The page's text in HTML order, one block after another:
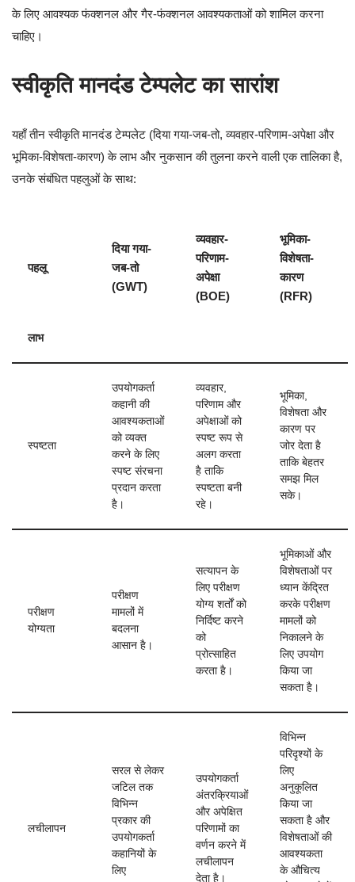
के लिए आवश्यक फंक्शनल और गैर-फंक्शनल आवश्यकताओं को शामिल करना
चाहिए।
स्वीकृति मानदंड टेम्पलेट का सारांश
यहाँ तीन स्वीकृति मानदंड टेम्पलेट (दिया गया-जब-तो, व्यवहार-परिणाम-अपेक्षा और
भूमिका-विशेषता-कारण) के लाभ और नुकसान की तुलना करने वाली एक तालिका है,
उनके संबंधित पहलुओं के साथ:
पहलू
दिया गया-
जब-तो
(GWT)
व्यवहार-
परिणाम-
अपेक्षा
(BOE)
भूमिका-
विशेषता-
कारण
(RFR)
लाभ
स्पष्टता
उपयोगकर्ता
कहानी की
आवश्यकताओं
को व्यक्त
करने के लिए
स्पष्ट संरचना
प्रदान करता
है।
व्यवहार,
परिणाम और
अपेक्षाओं को
स्पष्ट रूप से
अलग करता
है ताकि
स्पष्टता बनी
रहे।
भूमिका,
विशेषता और
कारण पर
जोर देता है
ताकि बेहतर
समझ मिल
सके।
परीक्षण
योग्यता
परीक्षण
मामलों में
बदलना
आसान है।
सत्यापन के
लिए परीक्षण
योग्य शर्तों को
निर्दिष्ट करने
को
प्रोत्साहित
करता है।
भूमिकाओं और
विशेषताओं पर
ध्यान केंद्रित
करके परीक्षण
मामलों को
निकालने के
लिए उपयोग
किया जा
सकता है।
लचीलापन
सरल से लेकर
जटिल तक
विभिन्न
प्रकार की
उपयोगकर्ता
कहानियों के
लिए
उपयोगकर्ता
अंतरक्रियाओं
और अपेक्षित
परिणामों का
वर्णन करने में
लचीलापन
देता है।
विभिन्न
परिदृश्यों के
लिए
अनुकूलित
किया जा
सकता है और
विशेषताओं की
आवश्यकता
के औचित्य